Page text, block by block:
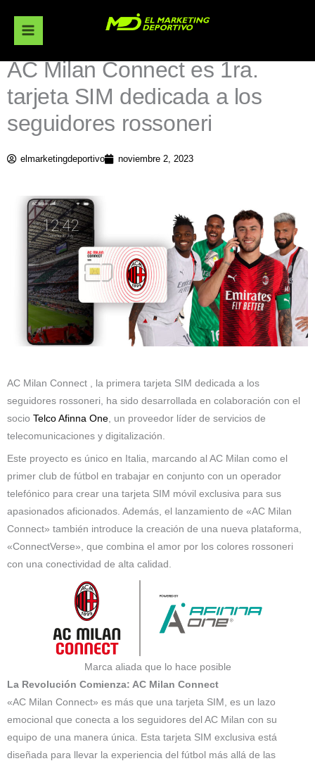
contenido
AC Milan Connect es 1ra.
tarjeta SIM dedicada a los
seguidores rossoneri
elmarketingdeportivo noviembre 2, 2023
AC Milan Connect , la primera tarjeta SIM dedicada a los
seguidores rossoneri, ha sido desarrollada en colaboración con el
socio Telco Afinna One, un proveedor líder de servicios de
telecomunicaciones y digitalización.
Este proyecto es único en Italia, marcando al AC Milan como el
primer club de fútbol en trabajar en conjunto con un operador
telefónico para crear una tarjeta SIM móvil exclusiva para sus
apasionados aficionados. Además, el lanzamiento de «AC Milan
Connect» también introduce la creación de una nueva plataforma,
«ConnectVerse», que combina el amor por los colores rossoneri
con una conectividad de alta calidad.
Marca aliada que lo hace posible
La Revolución Comienza: AC Milan Connect
«AC Milan Connect» es más que una tarjeta SIM, es un lazo
emocional que conecta a los seguidores del AC Milan con su
equipo de una manera única. Esta tarjeta SIM exclusiva está
diseñada para llevar la experiencia del fútbol más allá de las